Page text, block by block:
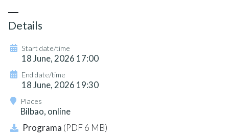
Details
Start date/time
18 June, 2026 17:00
End date/time
18 June, 2026 19:30
Places
Bilbao, online
Programa (PDF 6 MB)